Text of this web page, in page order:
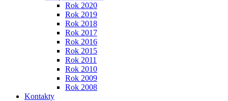
Rok 2020
Rok 2019
Rok 2018
Rok 2017
Rok 2016
Rok 2015
Rok 2011
Rok 2010
Rok 2009
Rok 2008
Kontakty